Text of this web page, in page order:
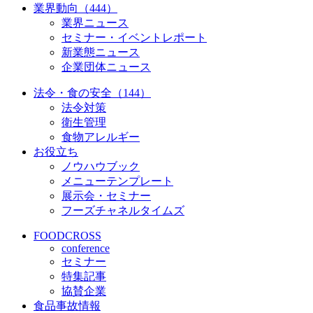
業界動向（444）
業界ニュース
セミナー・イベントレポート
新業態ニュース
企業団体ニュース
法令・食の安全（144）
法令対策
衛生管理
食物アレルギー
お役立ち
ノウハウブック
メニューテンプレート
展示会・セミナー
フーズチャネルタイムズ
FOODCROSS
conference
セミナー
特集記事
協賛企業
食品事故情報